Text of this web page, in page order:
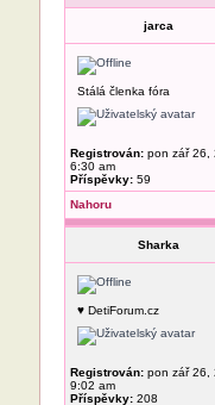
jarca
Stálá členka fóra
Registrován:pon zář 26,
6:30 am
Příspěvky:59
Nahoru
Sharka
♥ DetiForum.cz
Registrován:pon zář 26,
9:02 am
Příspěvky:208